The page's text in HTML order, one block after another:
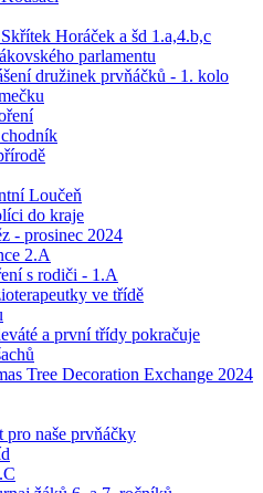
Horáček a šd 1.a,4.b,c
parlamentu
družinek prvňáčků - 1. kolo
Loučeň
do kraje
- prosinec 2024
2.A
s rodiči - 1.A
ve třídě
a první třídy pokračuje
Tree Decoration Exchange 2024
pro naše prvňáčky